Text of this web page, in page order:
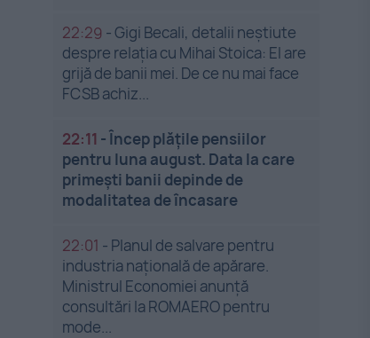
22:29 -Gigi Becali, detalii neștiute
despre relația cu Mihai Stoica: El are
grijă de banii mei. De ce nu mai face
FCSB achiz...
22:11 -Încep plățile pensiilor
pentru luna august. Data la care
primești banii depinde de
modalitatea de încasare
22:01 - Planul de salvare pentru
industria națională de apărare.
Ministrul Economiei anunță
consultări la ROMAERO pentru
mode...